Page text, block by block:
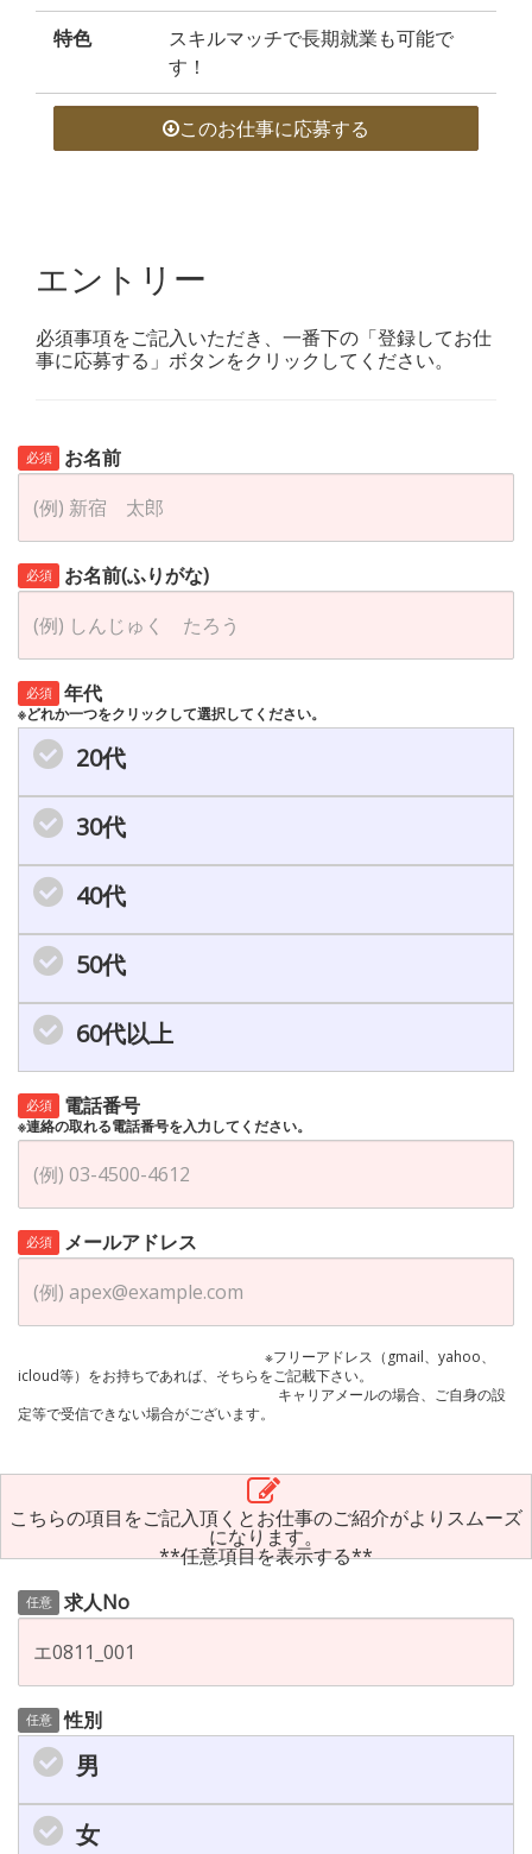
特色
スキルマッチで長期就業も可能で
す！
このお仕事に応募する
エントリー
必須事項をご記入いただき、一番下の「登録してお仕
事に応募する」ボタンをクリックしてください。
必須 お名前
必須 お名前(ふりがな)
必須 年代
※どれか一つをクリックして選択してください。
20代
30代
40代
50代
60代以上
必須 電話番号
※連絡の取れる電話番号を入力してください。
必須 メールアドレス
※フリーアドレス（gmail、yahoo、
icloud等）をお持ちであれば、そちらをご記載下さい。
キャリアメールの場合、ご自身の設
定等で受信できない場合がございます。
こちらの項目をご記入頂くとお仕事のご紹介がよりスムーズ
になります。
**任意項目を表示する**
任意 求人No
任意 性別
男
女